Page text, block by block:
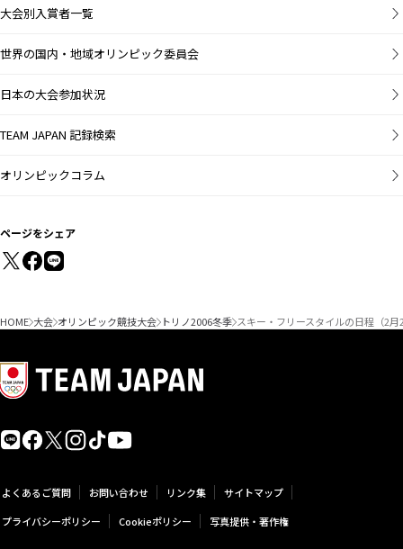
大会別入賞者一覧
世界の国内・地域オリンピック委員会
日本の大会参加状況
TEAM JAPAN 記録検索
オリンピックコラム
ページをシェア
HOME 大会 オリンピック競技大会 トリノ2006冬季 スキー・フリースタイルの日程（2月
よくあるご質問 お問い合わせ リンク集
サイトマップ
プライバシーポリシー
Cookieポリシー 写真提供・著作権